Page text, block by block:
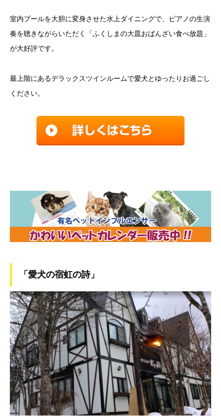
室内プールを大胆に変身させた水上ダイニングで、ピアノの生演
奏を聴きながらいただく「ふくしまの大皿おばんざい食べ放題」
が大好評です。
最上階にあるデラックスツインルームで愛犬とゆったりお過ごし
ください。
「愛犬の宿虹の詩」